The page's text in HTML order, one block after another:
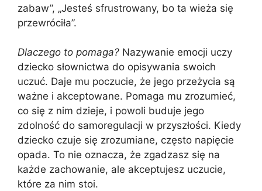
zabaw”, „Jesteś sfrustrowany, bo ta wieża się
przewróciła”.
Dlaczego to pomaga? Nazywanie emocji uczy
dziecko słownictwa do opisywania swoich
uczuć. Daje mu poczucie, że jego przeżycia są
ważne i akceptowane. Pomaga mu zrozumieć,
co się z nim dzieje, i powoli buduje jego
zdolność do samoregulacji w przyszłości. Kiedy
dziecko czuje się zrozumiane, często napięcie
opada. To nie oznacza, że zgadzasz się na
każde zachowanie, ale akceptujesz uczucie,
które za nim stoi.